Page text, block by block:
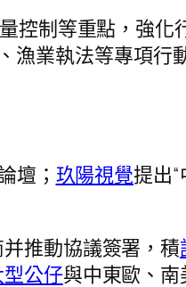
控制等重點，強化
漁業執法等專項行
壇； 玖陽視覺提出
推動協議簽署，積
型公仔與中東歐、